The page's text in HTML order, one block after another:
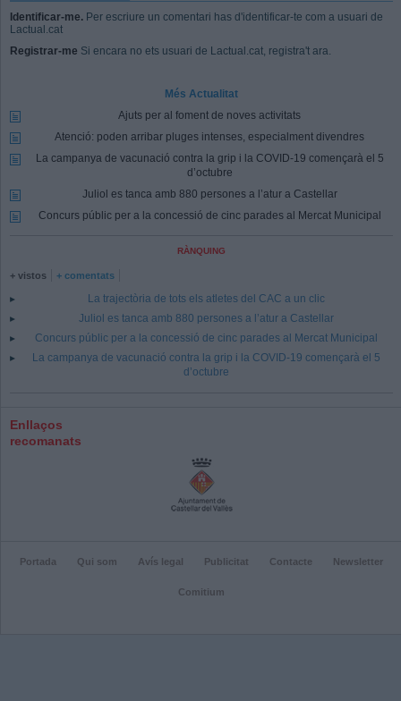
Identificar-me. Per escriure un comentari has d'identificar-te com a usuari de
Lactual.cat
Registrar-me Si encara no ets usuari de Lactual.cat, registra't ara.
Més Actualitat
Ajuts per al foment de noves activitats
Atenció: poden arribar pluges intenses, especialment divendres
La campanya de vacunació contra la grip i la COVID-19 començarà el 5
d’octubre
Juliol es tanca amb 880 persones a l’atur a Castellar
Concurs públic per a la concessió de cinc parades al Mercat Municipal
RÀNQUING
+ vistos + comentats
La trajectòria de tots els atletes del CAC a un clic
Juliol es tanca amb 880 persones a l’atur a Castellar
Concurs públic per a la concessió de cinc parades al Mercat Municipal
La campanya de vacunació contra la grip i la COVID-19 començarà el 5
d’octubre
Enllaços
recomanats
Portada Qui som Avís legal Publicitat Contacte Newsletter
Comitium